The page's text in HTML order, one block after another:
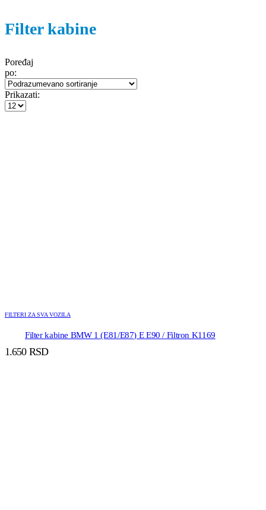
Filter kabine
Poređaj
po:
Prikazati:
FILTERI ZA SVA VOZILA
Filter kabine BMW 1 (E81/E87) E E90 / Filtron K1169
1.650 RSD